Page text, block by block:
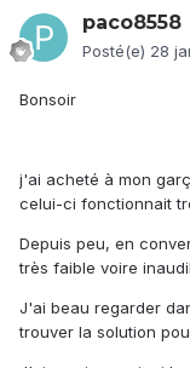
paco8558
Posté(e) 28
Bonsoir
j'ai acheté à mon
celui-ci fonctionnait
Depuis peu, en
très faible voire
J'ai beau regarder
trouver la solution